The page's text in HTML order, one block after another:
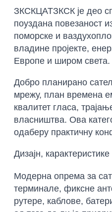
ЗКСКЦАТЗКСК је део
поуздана повезаност
поморске и
владине пројекте,
Европе и широм света.
Добро планирано
мрежу, план времена
квалитет гласа,
власништва. Ова
одаберу практичну
Дизајн,
Модерна опрема за
терминале, фиксне
рутере, каблове,